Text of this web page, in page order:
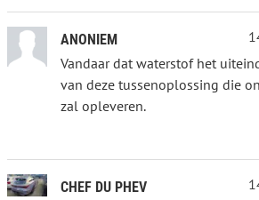
ANONIEM
Vandaar dat waterstof het
van deze tussenoplossing die
zal opleveren.
CHEF DU PHEV